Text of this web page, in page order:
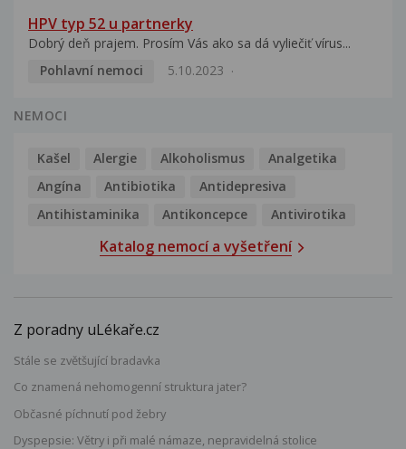
HPV typ 52 u partnerky
Dobrý deň prajem. Prosím Vás ako sa dá vyliečiť vírus...
Pohlavní nemoci
5.10.2023
NEMOCI
Kašel Alergie Alkoholismus
Analgetika
Angína
Antibiotika
Antidepresiva
Antihistaminika
Antikoncepce Antivirotika
Katalog nemocí a vyšetření
Z poradny uLékaře.cz
Stále se zvětšující bradavka
Co znamená nehomogenní struktura jater?
Občasné píchnutí pod žebry
Dyspepsie: Větry i při malé námaze, nepravidelná stolice